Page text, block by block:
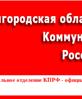
отделение КПРФ -